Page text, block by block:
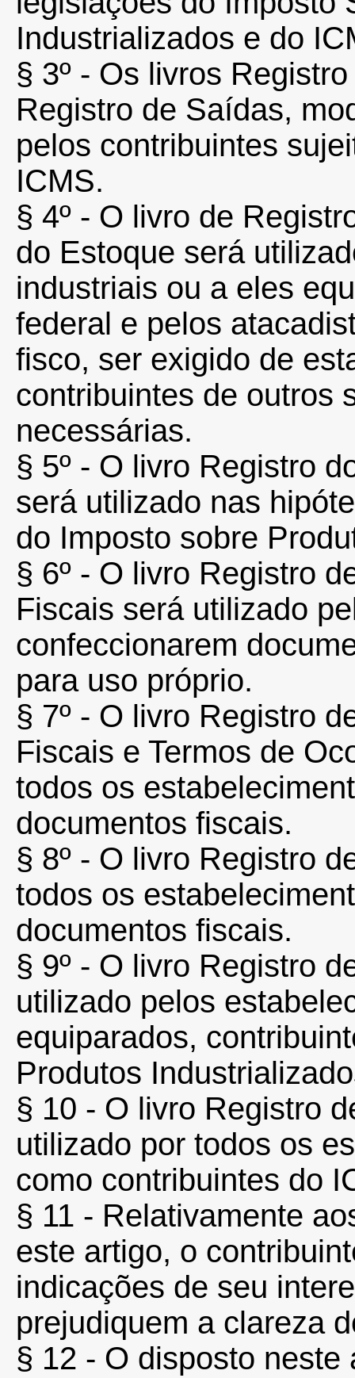
Industrializados e do
§ 3º - Os livros
Registro de Saídas,
pelos contribuintes
ICMS.
§ 4º - O livro de
do Estoque será
industriais ou a eles
federal e pelos
fisco, ser exigido de
contribuintes de outros
necessárias.
§ 5º - O livro Registro
será utilizado nas
do Imposto sobre
§ 6º - O livro Registro
Fiscais será utilizado
confeccionarem
para uso próprio.
§ 7º - O livro Registro
Fiscais e Termos de
todos os
documentos fiscais.
§ 8º - O livro Registro
todos os
documentos fiscais.
§ 9º - O livro Registro
utilizado pelos
equiparados,
Produtos
§ 10 - O livro Registro
utilizado por todos os
como contribuintes do
§ 11 - Relativamente
este artigo, o
indicações de seu
prejudiquem a clareza
§ 12 - O disposto